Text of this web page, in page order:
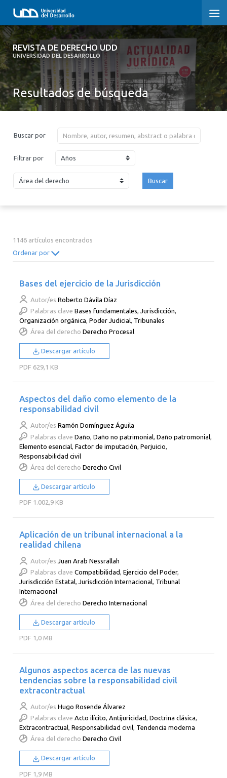
REVISTA DE DERECHO UDD
UNIVERSIDAD DEL DESARROLLO
REVISTA DE DERECHO UDD
INICIO
ACERCA DE LA REVISTA
CONVOCATORIA
CONTACTO Y SUSCRIPCIÓN
Resultados de búsqueda
Buscar por
Filtrar por Años
2002
Buscar
1146 artículos encontrados
Ordenar por
Bases del ejercicio de la Jurisdicción
Autor/es Roberto Dávila Díaz
Palabras clave Bases fundamentales,Jurisdicción,
Organización orgánica,Poder Judicial, Tribunales
Área del derecho Derecho Procesal
Descargar artículo
PDF 629,1 KB
Aspectos del daño como elemento de la
responsabilidad civil
Autor/es Ramón Domínguez Águila
Palabras clave Daño ,Daño no patrimonial ,Daño patromonial
Elemento esencial ,Factor de imputación ,Perjuicio
Responsabilidad civil
Área del derecho Derecho Civil
Descargar artículo
PDF 1.002,9 KB
Aplicación de un tribunal internacional a la
realidad chilena
Autor/es Juan Arab Nessrallah
Palabras clave Compatibilidad,Ejercicio del Poder,
Jurisdicción Estatal,Jurisdicción Internacional, Tribunal
Internacional
Área del derecho Derecho Internacional
Descargar artículo
PDF 1,0 MB
Algunos aspectos acerca de las nuevas
tendencias sobre la responsabilidad civil
extracontractual
Autor/es Hugo Rosende Álvarez
Palabras clave Acto ilícito,Antijuricidad,Doctrina clásica,
Extracontractual,Responsabilidad civil, Tendencia moderna
Área del derecho Derecho Civil
Descargar artículo
PDF 1,9 MB